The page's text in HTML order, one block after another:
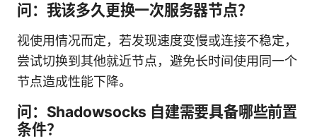
问：我该多久更换一次服务器节点？
视使用情况而定，若发现速度变慢或连接不稳定，
尝试切换到其他就近节点，避免长时间使用同一个
节点造成性能下降。
问：Shadowsocks 自建需要具备哪些前置
条件？